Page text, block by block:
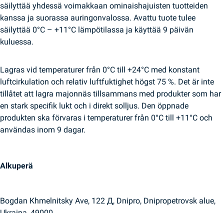
säilyttää yhdessä voimakkaan ominaishajuisten tuotteiden
kanssa ja suorassa auringonvalossa. Avattu tuote tulee
säilyttää 0°C – +11°C lämpötilassa ja käyttää 9 päivän
kuluessa.
Lagras vid temperaturer från 0°C till +24°C med konstant
luftcirkulation och relativ luftfuktighet högst 75 %. Det är inte
tillåtet att lagra majonnäs tillsammans med produkter som har
en stark specifik lukt och i direkt solljus. Den öppnade
produkten ska förvaras i temperaturer från 0°C till +11°C och
användas inom 9 dagar.
Alkuperä
Bogdan Khmelnitsky Ave, 122 Д, Dnipro, Dnipropetrovsk alue,